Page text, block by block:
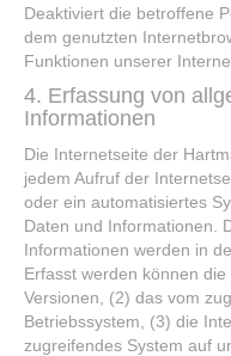
Deaktiviert die betroffene
dem genutzten
Funktionen unserer
4. Erfassung von
Informationen
Die Internetseite der
jedem Aufruf der
oder ein automatisiertes
Daten und Informationen.
Informationen werden in
Erfasst werden können
Versionen, (2) das vom
Betriebssystem, (3) die
zugreifendes System auf